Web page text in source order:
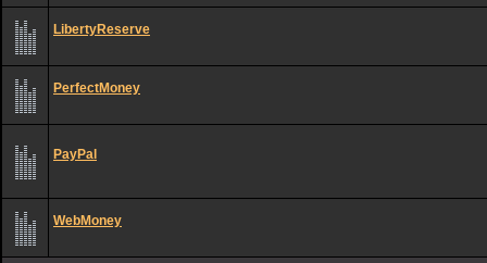
LibertyReserve
PerfectMoney
PayPal
WebMoney